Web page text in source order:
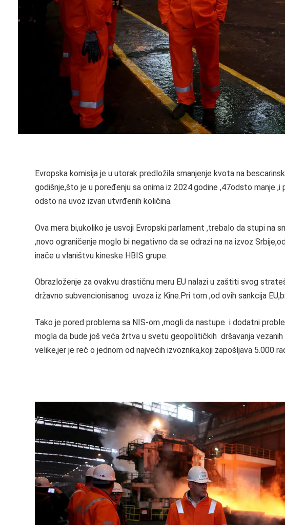
Evropska komisija je u utorak predložila smanjenje kvota na
godišnje,što je u poređenju sa onima iz 2024.godine ,47odsto manje
odsto na uvoz izvan utvrđenih količina.
Ova mera bi,ukoliko je usvoji Evropski parlament ,trebalo da stupi na
,novo ograničenje moglo bi negativno da se odrazi na na izvoz
inače u vlaništvu kineske HBIS grupe.
Obrazloženje za ovakvu drastičnu meru EU nalazi u zaštiti svog
državno subvencionisanog uvoza iz Kine.Pri tom ,od ovih sankcija
Tako je pored problema sa NIS-om ,mogli da nastupe i dodatni
mogla da bude još veća žrtva u svetu geopolitičkih dršavanja
velike,jer je reč o jednom od najvećih izvoznika,koji zapošljava 5.000